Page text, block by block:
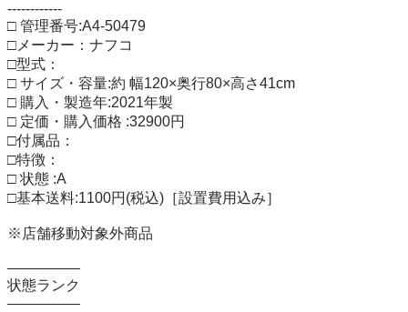
------------
□ 管理番号:A4-50479
□メーカー：ナフコ
□型式：
□ サイズ・容量:約 幅120×奥行80×高さ41cm
□ 購入・製造年:2021年製
□ 定価・購入価格 :32900円
□付属品：
□特徴：
□ 状態 :A
□基本送料:1100円(税込)［設置費用込み］
※店舗移動対象外商品
―――――
状態ランク
―――――